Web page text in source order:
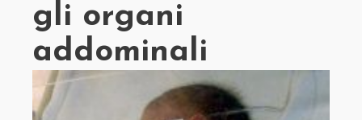
gli organi
addominali